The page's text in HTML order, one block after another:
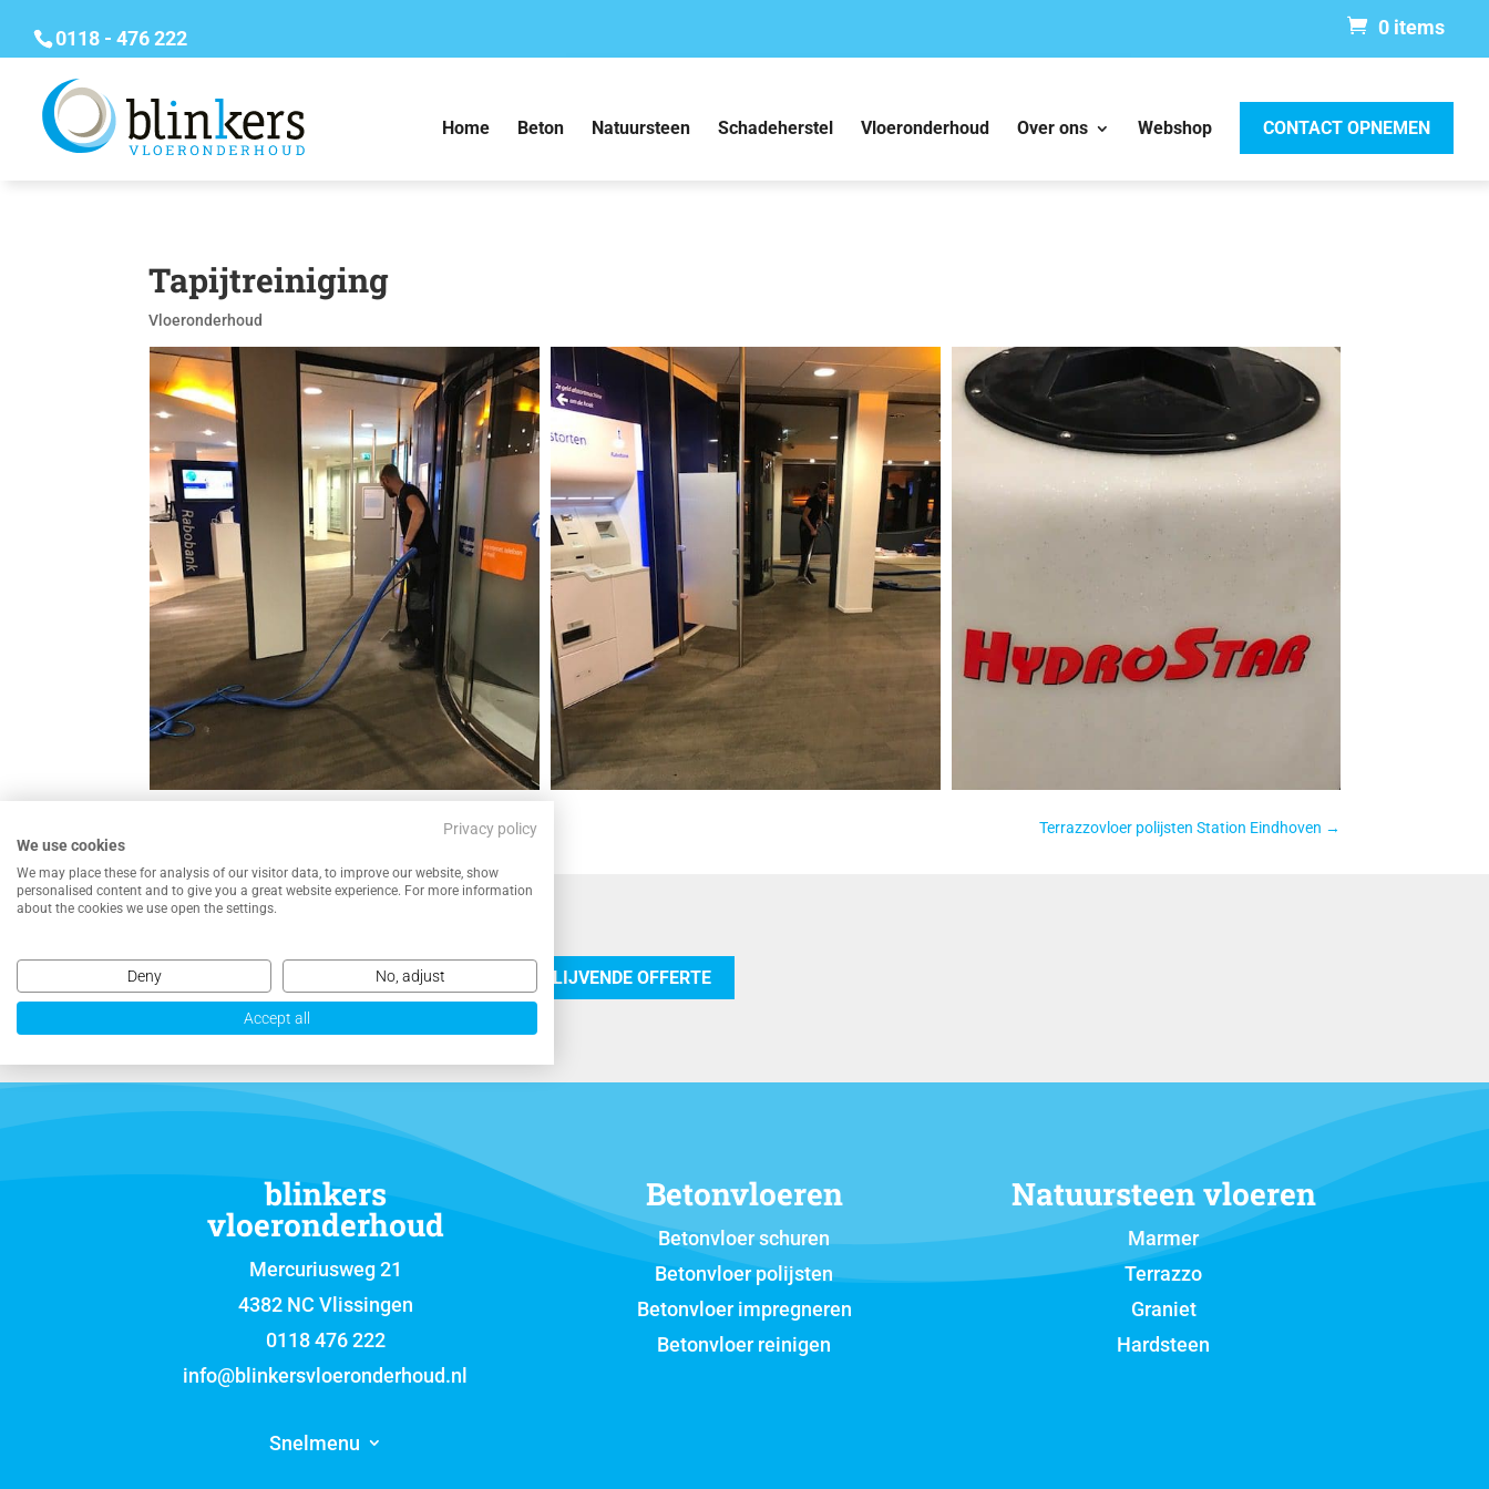
0118 - 476 222 0 items
Home Beton Natuursteen Schadeherstel Vloeronderhoud Over ons Webshop CONTACT OPNEMEN
Tapijtreiniging
Vloeronderhoud
Terrazzovloer polijsten Station Eindhoven →
NEEM CONTACT MET ONS OP VOOR EEN VRIJBLIJVENDE OFFERTE
blinkers
vloeronderhoud
Mercuriusweg 21
4382 NC Vlissingen
0118 476 222
info@blinkersvloeronderhoud.nl
Snelmenu
Betonvloeren
Betonvloer schuren
Betonvloer polijsten
Betonvloer impregneren
Betonvloer reinigen
Natuursteen vloeren
Marmer
Terrazzo
Graniet
Hardsteen
Privacy policy
We use cookies
We may place these for analysis of our visitor data, to improve our website, show
personalised content and to give you a great website experience. For more information
about the cookies we use open the settings.
Deny No, adjust
Accept all